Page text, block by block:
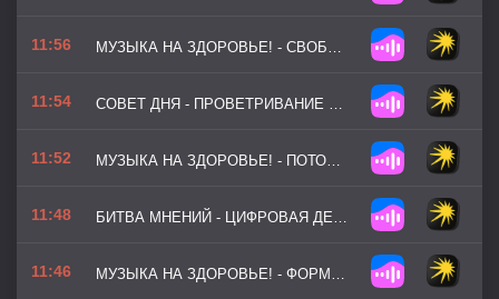
11:56 МУЗЫКА НА ЗДОРОВЬЕ! - СВОБОДНЫЙ ДУХ
11:54 СОВЕТ ДНЯ - ПРОВЕТРИВАНИЕ ПЕРЕД СНОМ
11:52 МУЗЫКА НА ЗДОРОВЬЕ! - ПОТОК МОТИВАЦИИ (ВЕРСИЯ 2)
11:48 БИТВА МНЕНИЙ - ЦИФРОВАЯ ДЕТОКСИКАЦИЯ
11:46 МУЗЫКА НА ЗДОРОВЬЕ! - ФОРМУЛА УСПЕХА